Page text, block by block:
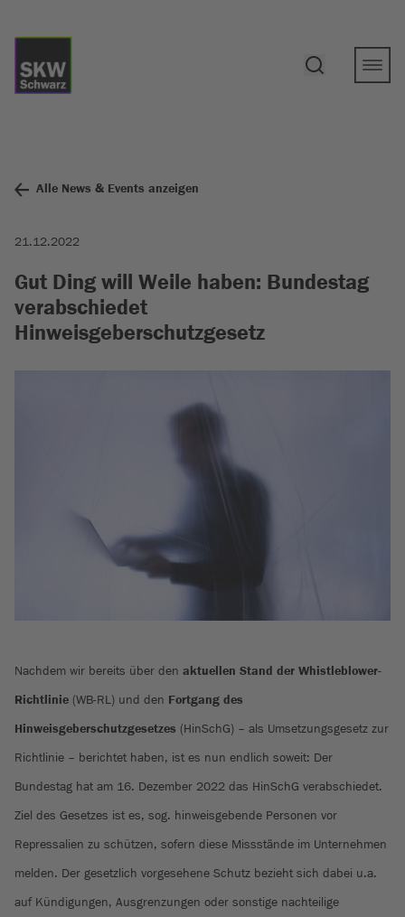
Alle News & Events anzeigen
21.12.2022
Gut Ding will Weile haben: Bundestag
verabschiedet
Hinweisgeberschutzgesetz
Nachdem wir bereits über den aktuellen Stand der Whistleblower-
Richtlinie (WB-RL) und den Fortgang des
Hinweisgeberschutzgesetzes (HinSchG) – als Umsetzungsgesetz zur
Richtlinie – berichtet haben, ist es nun endlich soweit: Der
Bundestag hat am 16. Dezember 2022 das HinSchG verabschiedet.
Ziel des Gesetzes ist es, sog. hinweisgebende Personen vor
Repressalien zu schützen, sofern diese Missstände im Unternehmen
melden. Der gesetzlich vorgesehene Schutz bezieht sich dabei u.a.
auf Kündigungen, Ausgrenzungen oder sonstige nachteilige